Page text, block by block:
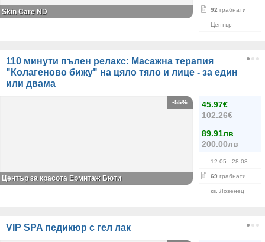
92 грабнати
Център
Skin Care ND
110 минути пълен релакс: Масажна терапия
"Колагеново бижу" на цяло тяло и лице - за един
или двама
45.97€
102.26€
89.91лв
200.00лв
12.05 - 28.08
69 грабнати
кв. Лозенец
-55%
Център за красота Ермитаж Бюти
VIP SPA педикюр с гел лак